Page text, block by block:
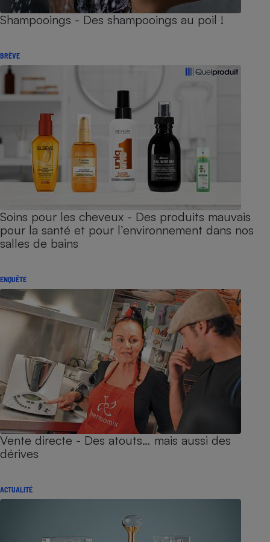
Shampooings - Des shampooings au poil !
BRÈVE
Soins pour les cheveux - Des produits mauvais
pour la santé et pour l’environnement dans nos
salles de bains
ENQUÊTE
Vente directe - Des atouts… mais aussi des
dérives
ACTUALITÉ